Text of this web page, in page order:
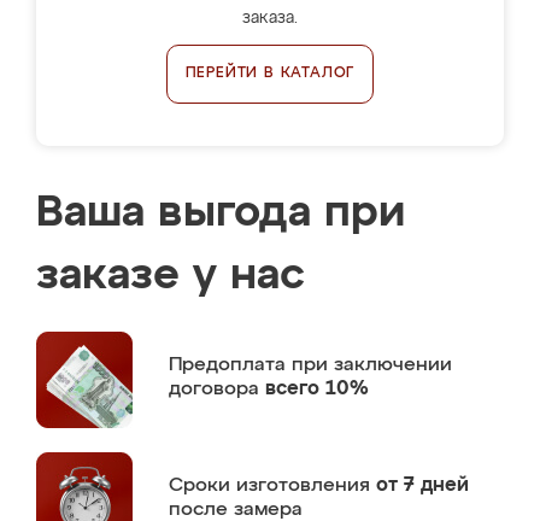
заказа.
ПЕРЕЙТИ В КАТАЛОГ
Ваша выгода при
заказе у нас
Предоплата при заключении
договора всего 10%
Сроки изготовления от 7 дней
после замера